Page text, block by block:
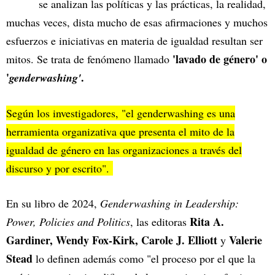
se analizan las políticas y las prácticas, la realidad,
muchas veces, dista mucho de esas afirmaciones y muchos
esfuerzos e iniciativas en materia de igualdad resultan ser
mitos. Se trata de fenómeno llamado 'lavado de género' o
'genderwashing'.
Según los investigadores, "el genderwashing es una
herramienta organizativa que presenta el mito de la
igualdad de género en las organizaciones a través del
discurso y por escrito".
En su libro de 2024, Genderwashing in Leadership:
Power, Policies and Politics, las editoras Rita A.
Gardiner, Wendy Fox-Kirk, Carole J. Elliott y Valerie
Stead lo definen además como "el proceso por el que la